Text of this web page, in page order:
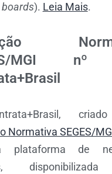
). Leia Mais.
MGI
Normativa SEGES/
plataforma de